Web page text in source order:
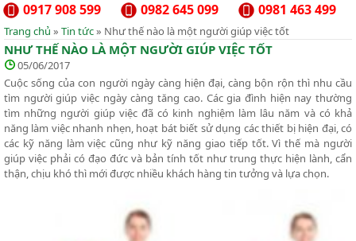
0981 463 499
0982 645 099
0917 908 599
Trang chủ » Tin tức» Như thế nào là một người giúp việc tốt
NHƯ THẾ NÀO LÀ MỘT NGƯỜI GIÚP VIỆC TỐT
05/06/2017
Cuộc sống của con người ngày càng hiện đại, càng bộn rộn thì nhu cầu
tìm người giúp việc ngày càng tăng cao. Các gia đình hiện nay thường
tìm những người giúp việc đã có kinh nghiệm làm lâu năm và có khả
năng làm việc nhanh nhẹn, hoạt bát biết sử dụng các thiết bị hiện đại, có
các kỹ năng làm việc cũng như kỹ năng giao tiếp tốt. Vì thế mà người
giúp việc phải có đạo đức và bản tính tốt như trung thực hiện lành, cẩn
thận, chịu khó thì mới được nhiều khách hàng tin tưởng và lựa chọn.